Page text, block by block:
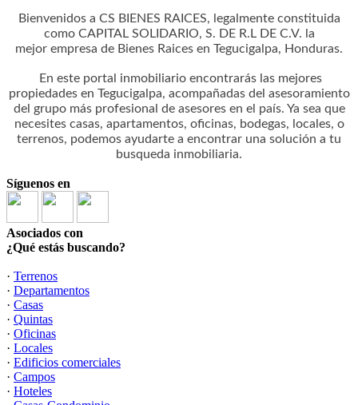
Bienvenidos a CS BIENES RAICES, legalmente constituida
como CAPITAL SOLIDARIO, S. DE R.L DE C.V. la
mejor empresa de Bienes Raices en Tegucigalpa, Honduras.
En este portal inmobiliario encontrarás las mejores
propiedades en Tegucigalpa, acompañadas del asesoramiento
del grupo más profesional de asesores en el país. Ya sea que
necesites casas, apartamentos, oficinas, bodegas, locales, o
terrenos, podemos ayudarte a encontrar una solución a tu
busqueda inmobiliaria.
Síguenos en
Asociados con
¿Qué estás buscando?
· Terrenos
· Departamentos
· Casas
· Quintas
· Oficinas
· Locales
· Edificios comerciales
· Campos
· Hoteles